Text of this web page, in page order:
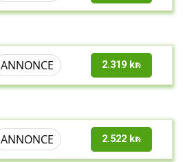
ANNONCE 2.319 kr.
ANNONCE 2.522 kr.